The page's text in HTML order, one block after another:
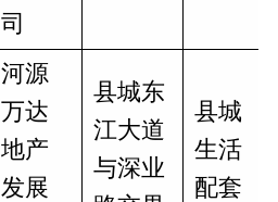
司
河源
万达
地产
发展
县城东
江大道
与深业
县城
生活
配套